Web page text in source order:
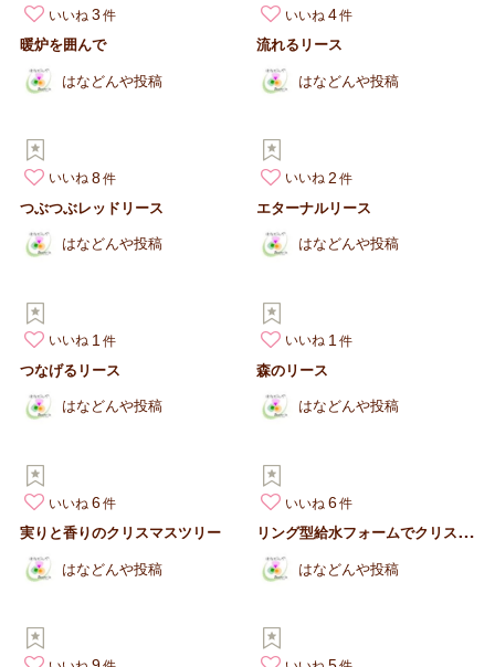
いいね 3
暖炉を囲んで
はなどんや投稿
いいね 4
流れるリース
はなどんや投稿
いいね 8
つぶつぶレッドリース
はなどんや投稿
いいね 2
エターナルリース
はなどんや投稿
いいね 1
つなげるリース
はなどんや投稿
いいね 1
森のリース
はなどんや投稿
いいね 6
実りと香りのクリスマスツリー
はなどんや投稿
いいね 6
リ
ング型給水フォームでクリスマスリース
はなどんや投稿